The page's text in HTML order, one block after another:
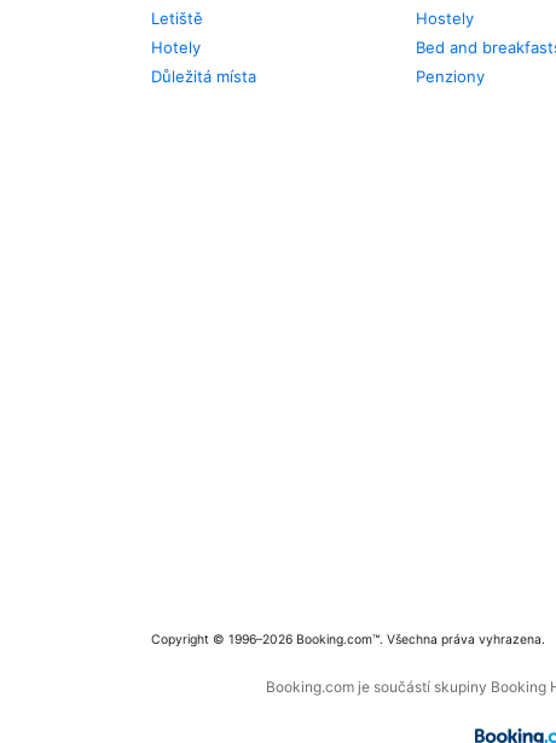
Letiště
Hotely
Důležitá místa
Hostely
Bed and
Penziony
Copyright © 1996–2026 Booking.com™. Všechna práva vyhrazena.
Booking.com je součástí skupiny